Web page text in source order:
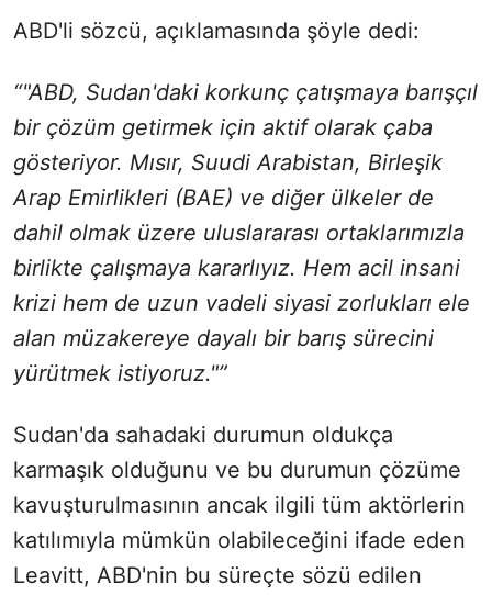
ABD'li sözcü, açıklamasında şöyle dedi:
“"ABD, Sudan'daki korkunç çatışmaya barışçıl
bir çözüm getirmek için aktif olarak çaba
gösteriyor. Mısır, Suudi Arabistan, Birleşik
Arap Emirlikleri (BAE) ve diğer ülkeler de
dahil olmak üzere uluslararası ortaklarımızla
birlikte çalışmaya kararlıyız. Hem acil insani
krizi hem de uzun vadeli siyasi zorlukları ele
alan müzakereye dayalı bir barış sürecini
yürütmek istiyoruz."”
Sudan'da sahadaki durumun oldukça
karmaşık olduğunu ve bu durumun çözüme
kavuşturulmasının ancak ilgili tüm aktörlerin
katılımıyla mümkün olabileceğini ifade eden
Leavitt, ABD'nin bu süreçte sözü edilen